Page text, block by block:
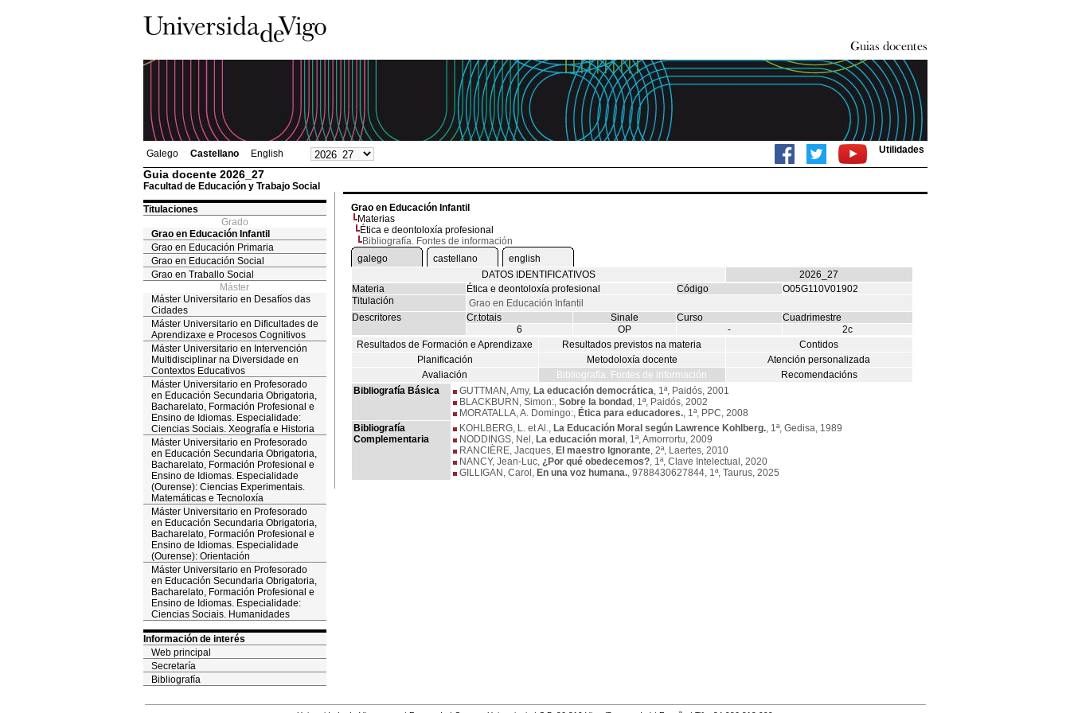
Galego Castellano English Utilidades
Guia docente 2026_27
Facultad de Educación y Trabajo Social
Titulaciones
Grado
Grao en Educación Infantil
Grao en Educación Primaria
Grao en Educación Social
Grao en Traballo Social
Máster
Máster Universitario en Desafíos das
Cidades
Máster Universitario en Dificultades de
Aprendizaxe e Procesos Cognitivos
Máster Universitario en Intervención
Multidisciplinar na Diversidade en
Contextos Educativos
Máster Universitario en Profesorado
en Educación Secundaria Obrigatoria,
Bacharelato, Formación Profesional e
Ensino de Idiomas. Especialidade:
Ciencias Sociais. Xeografía e Historia
Máster Universitario en Profesorado
en Educación Secundaria Obrigatoria,
Bacharelato, Formación Profesional e
Ensino de Idiomas. Especialidade
(Ourense): Ciencias Experimentais.
Matemáticas e Tecnoloxía
Máster Universitario en Profesorado
en Educación Secundaria Obrigatoria,
Bacharelato, Formación Profesional e
Ensino de Idiomas. Especialidade
(Ourense): Orientación
Máster Universitario en Profesorado
en Educación Secundaria Obrigatoria,
Bacharelato, Formación Profesional e
Ensino de Idiomas. Especialidade:
Ciencias Sociais. Humanidades
Información de interés
Web principal
Secretaría
Bibliografía
Grao en Educación Infantil
Materias
Ética e deontoloxía profesional
Bibliografía. Fontes de información
galego
castellano
english
DATOS IDENTIFICATIVOS
2026_27
Materia
Ética e deontoloxía profesional Código
O05G110V01902
Titulación
Grao en Educación Infantil
Descritores
Cr.totais Sinale Curso
Cuadrimestre
6
OP -
2c
Resultados de Formación e Aprendizaxe
Resultados previstos na materia
Contidos
Planificación
Metodoloxía docente
Atención personalizada
Avaliación
Bibliografía. Fontes de información
Recomendacións
Bibliografía Básica
GUTTMAN, Amy, La educación democrática, 1ª, Paidós, 2001
BLACKBURN, Simon:, Sobre la bondad , 1ª, Paidós, 2002
MORATALLA, A. Domingo:, Ética para educadores., 1ª, PPC, 2008
Bibliografía
Complementaria
KOHLBERG, L. et Al., La Educación Moral según Lawrence Kohlberg., 1ª, Gedisa, 1989
NODDINGS, Nel, La educación moral , 1ª, Amorrortu, 2009
RANCIÈRE, Jacques, El maestro Ignorante, 2ª, Laertes, 2010
NANCY, Jean-Luc, ¿Por qué obedecemos?, 1ª, Clave Intelectual, 2020
GILLIGAN, Carol, En una voz humana., 9788430627844, 1ª, Taurus, 2025